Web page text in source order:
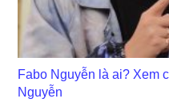
Fabo Nguyễn là ai? Xem
Nguyễn